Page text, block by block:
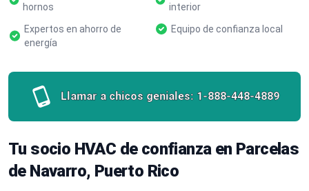
hornos
interior
Expertos en ahorro de
energía
Equipo de confianza local
Llamar a chicos geniales: 1-888-448-4889
Tu socio HVAC de confianza en Parcelas
de Navarro, Puerto Rico